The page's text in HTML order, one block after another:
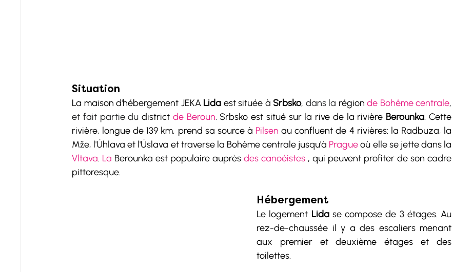
Situation
La maison d'hébergement JEKA Lida est située à Srbsko, dans la région de Bohême centrale,
et fait partie du district de Beroun. Srbsko est situé sur la rive de la rivière Berounka. Cette
rivière, longue de 139 km, prend sa source à Pilsen au confluent de 4 rivières: la Radbuza, la
Mže, l'Úhlava et l'Úslava et traverse la Bohême centrale jusqu'à Prague
Vltava. La Berounka est populaire auprès des canoéistes , qui peuvent profiter de son cadre
pittoresque.
Hébergement
Le logement Lida se compose de 3 étages. Au
rez-de-chaussée il y a des escaliers menant
aux premier et deuxième étages et des
toilettes.